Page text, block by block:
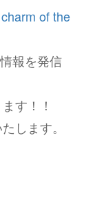
of the
報を発信
す！！
します。